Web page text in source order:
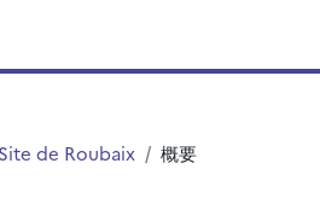
de Roubaix 概要